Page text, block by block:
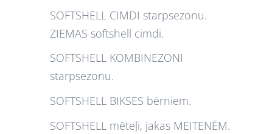
SOFTSHELL CIMDI starpsezonu.
ZIEMAS softshell cimdi.
SOFTSHELL KOMBINEZONI
starpsezonu.
SOFTSHELL BIKSES bērniem.
SOFTSHELL mēteļi, jakas MEITENĒM.